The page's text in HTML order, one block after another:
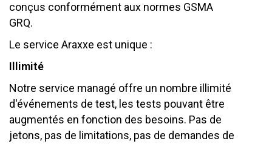
conçus conformément aux normes GSMA
GRQ.
Le service Araxxe est unique :
Illimité
Notre service managé offre un nombre illimité
d'événements de test, les tests pouvant être
augmentés en fonction des besoins. Pas de
jetons, pas de limitations, pas de demandes de